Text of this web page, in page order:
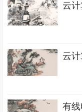
云
云
有